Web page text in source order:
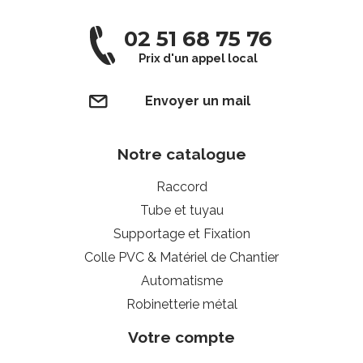
02 51 68 75 76
Prix d'un appel local
Envoyer un mail
Notre catalogue
Raccord
Tube et tuyau
Supportage et Fixation
Colle PVC & Matériel de Chantier
Automatisme
Robinetterie métal
Votre compte